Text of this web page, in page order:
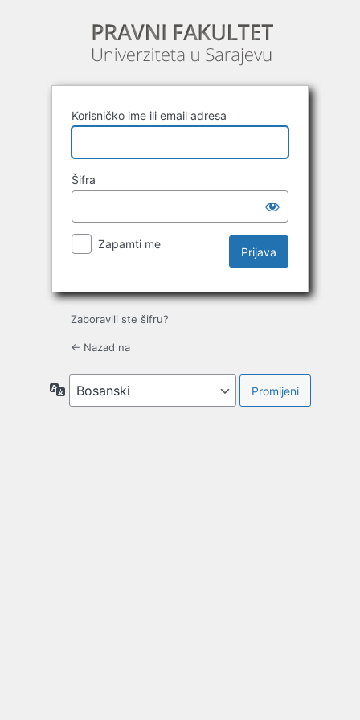
Korisničko ime ili email adresa
Šifra
Zapamti me
Zaboravili ste šifru?
← Nazad na
Jezik